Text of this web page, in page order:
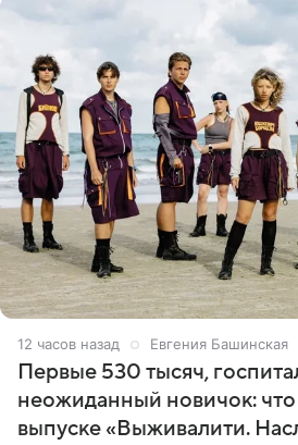
12 часов назад Евгения Башинская
Первые 530 тысяч,
неожиданный новичок:
выпуске «Выживалити.